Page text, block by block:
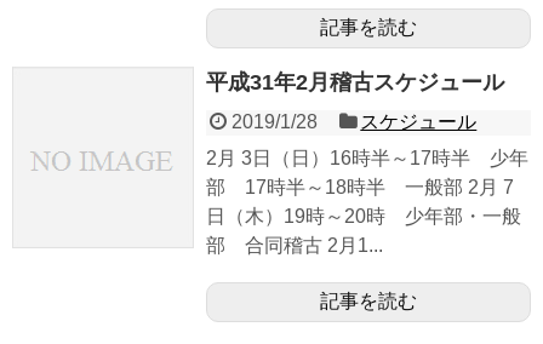
記事を読む
平成31年2月稽古スケジュール
2019/1/28
スケジュール
2月 3日（日）16時半～17時半 少年
部 17時半～18時半 一般部 2月 7
日（木）19時～20時 少年部・一般
部 合同稽古 2月1...
記事を読む